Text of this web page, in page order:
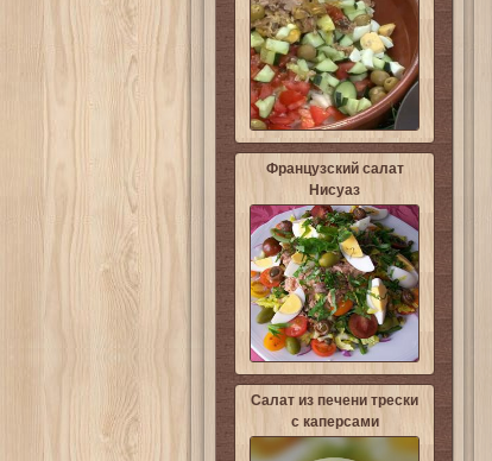
Французский салат
Нисуаз
Салат из печени трески
с каперсами